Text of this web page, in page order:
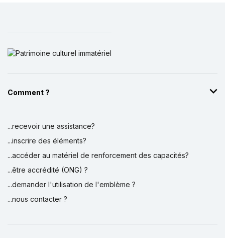
Comment ?
...recevoir une assistance?
...inscrire des éléments?
...accéder au matériel de renforcement des capacités?
...être accrédité (ONG) ?
...demander l'utilisation de l'emblème ?
...nous contacter ?